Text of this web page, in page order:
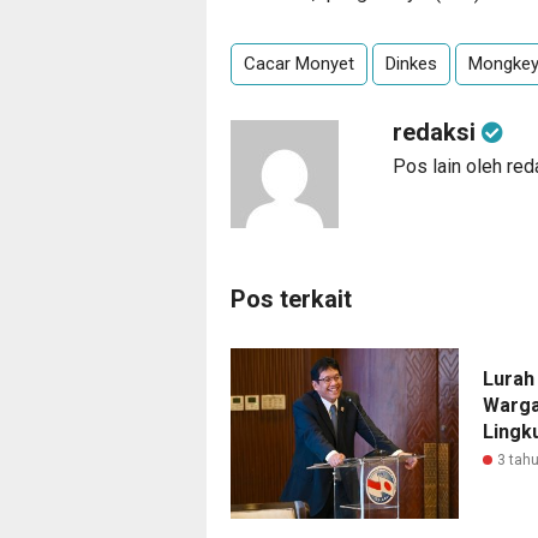
Cacar Monyet Dinkes
redaksi
Pos lain oleh
Pos terkait
3